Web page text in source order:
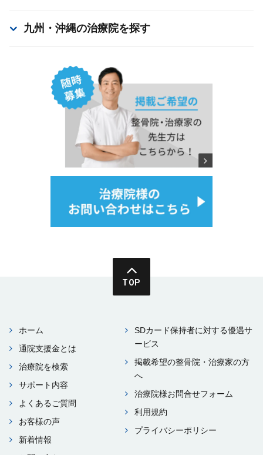
九州・沖縄の治療院を探す
TOP
ホーム
通院⽀援⾦とは
治療院を検索
サポート内容
よくあるご質問
お客様の声
新着情報
SDカード保持者に対する優遇サ
ービス
掲載希望の整⾻院・治療家の⽅
へ
治療院様お問合せフォーム
利⽤規約
プライバシーポリシー